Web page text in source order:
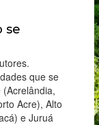
se
que se
Acre), Alto
e Juruá